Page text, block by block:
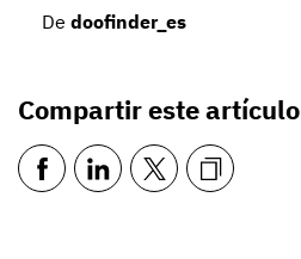
De doofinder_es
Compartir este artículo